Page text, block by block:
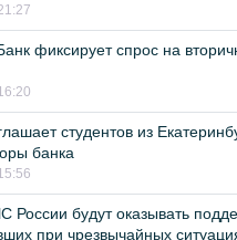
фиксирует спрос на
студентов из
банка
будут оказывать
при чрезвычайных